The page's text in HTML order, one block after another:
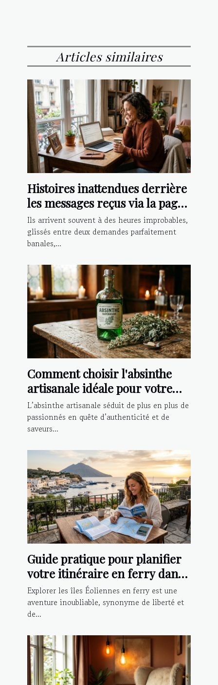
Articles similaires
Histoires inattendues derrière
les messages reçus via la page
contact
Ils arrivent souvent à des heures improbables,
glissés entre deux demandes parfaitement
banales,...
Comment choisir l'absinthe
artisanale idéale pour votre
palais ?
L’absinthe artisanale séduit de plus en plus de
passionnés en quête d’authenticité et de
saveurs...
Guide pratique pour planifier
votre itinéraire en ferry dans
les îles Éoliennes
Explorer les îles Éoliennes en ferry est une
aventure inoubliable, synonyme de liberté et
de...